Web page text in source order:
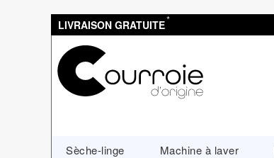
LIVRAISON GRATUITE*
Sèche-linge Machine à laver